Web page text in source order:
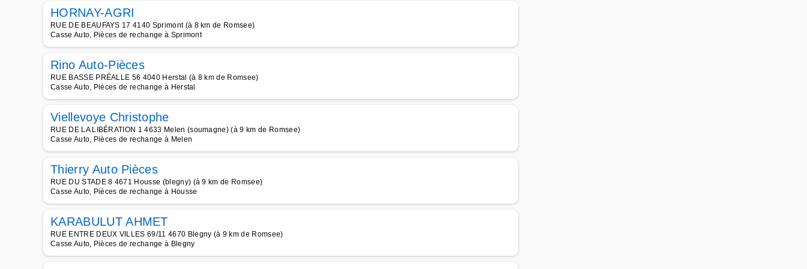
HORNAY-AGRI
RUE DE BEAUFAYS 17 4140 Sprimont (à 8 km de Romsee)
Casse Auto, Pièces de rechange à Sprimont
Rino Auto-Pièces
RUE BASSE PRÉALLE 56 4040 Herstal (à 8 km de Romsee)
Casse Auto, Pièces de rechange à Herstal
Viellevoye Christophe
RUE DE LA LIBÉRATION 1 4633 Melen (soumagne) (à 9 km de Romsee)
Casse Auto, Pièces de rechange à Melen
Thierry Auto Pièces
RUE DU STADE 8 4671 Housse (blegny) (à 9 km de Romsee)
Casse Auto, Pièces de rechange à Housse
KARABULUT AHMET
RUE ENTRE DEUX VILLES 69/11 4670 Blegny (à 9 km de Romsee)
Casse Auto, Pièces de rechange à Blegny